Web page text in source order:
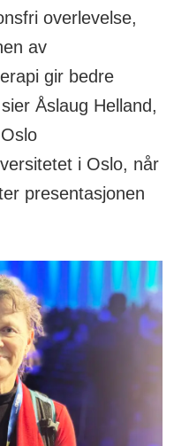
overlevelse,
av
gir bedre
Åslaug Helland,
i Oslo, når
presentasjonen